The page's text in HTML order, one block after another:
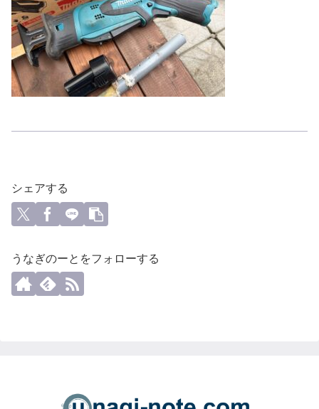
シェアする
うなぎのーとをフォローする